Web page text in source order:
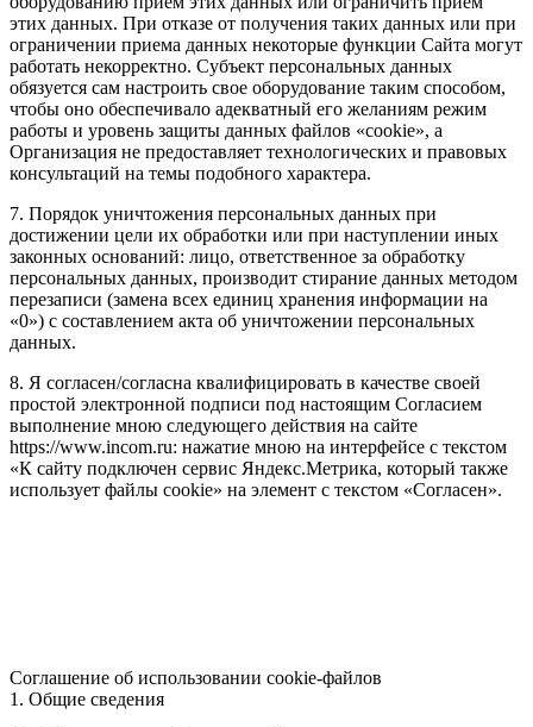
этих данных. При отказе от получения таких данных или при
ограничении приема данных некоторые функции Сайта могут
работать некорректно. Субъект персональных данных
обязуется сам настроить свое оборудование таким способом,
чтобы оно обеспечивало адекватный его желаниям режим
работы и уровень защиты данных файлов «cookie», а
Организация не предоставляет технологических и правовых
консультаций на темы подобного характера.
7. Порядок уничтожения персональных данных при
достижении цели их обработки или при наступлении иных
законных оснований: лицо, ответственное за обработку
персональных данных, производит стирание данных методом
перезаписи (замена всех единиц хранения информации на
«0») с составлением акта об уничтожении персональных
данных.
8. Я согласен/согласна квалифицировать в качестве своей
простой электронной подписи под настоящим Согласием
выполнение мною следующего действия на сайте
https://www.incom.ru: нажатие мною на интерфейсе с текстом
«К сайту подключен сервис Яндекс.Метрика, который также
использует файлы cookie» на элемент с текстом «Согласен».
Соглашение об использовании cookie-файлов
1. Общие сведения